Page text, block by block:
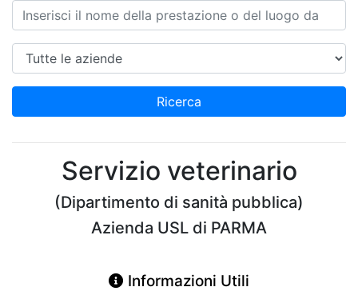
Ricerca
Azienda
Ricerca
Servizio veterinario
(Dipartimento di sanità pubblica)
Azienda USL di PARMA
Informazioni Utili